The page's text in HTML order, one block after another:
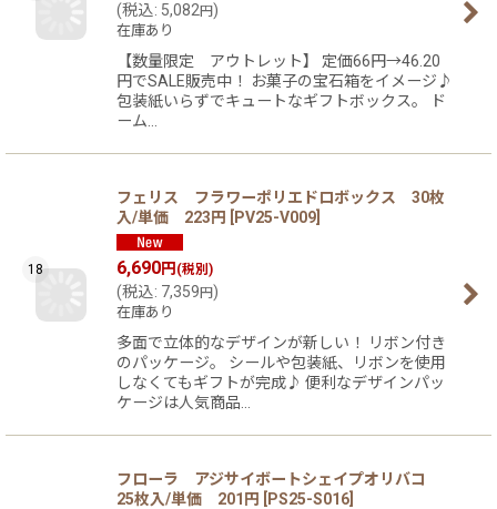
(税込: 5,082 円 )
在庫あり
【数量限定 アウトレット】 定価66円→46.20
円でSALE販売中！ お菓子の宝石箱をイメージ♪
包装紙いらずでキュートなギフトボックス。 ド
ーム…
18
フェリス フラワーポリエドロボックス 30枚
入/単価 223円
PV25-V009
6,690円 (税別)
(税込: 7,359 円 )
在庫あり
多面で立体的なデザインが新しい！ リボン付き
のパッケージ。 シールや包装紙、リボンを使用
しなくてもギフトが完成♪ 便利なデザインパッ
ケージは人気商品…
フローラ アジサイボートシェイプオリバコ
25枚入/単価 201円
PS25-S016